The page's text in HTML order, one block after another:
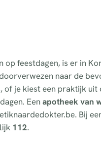
op feestdagen, is er in
naar de
je kiest een praktijk uit
Eenapotheek van
Bij
112.